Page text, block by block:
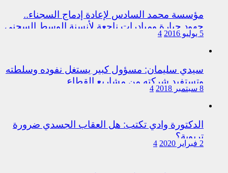
مؤسسة محمد السادس لإعادة إدماج السجناء..
جهود جبارة ومبادرات ناجعة لأنسنة الوسط السجني
5 يوليو 2016 4
سيدي سليمان: مسؤول كبير يستغل نفوده وسلطته
وتستفيد شركته من مشاريع القطاع
8 سبتمبر 2018 4
الدكتورة وادي تكتب: هل العقاب الجسدي ضرورة
تربوية؟
2 فبراير 2020 4